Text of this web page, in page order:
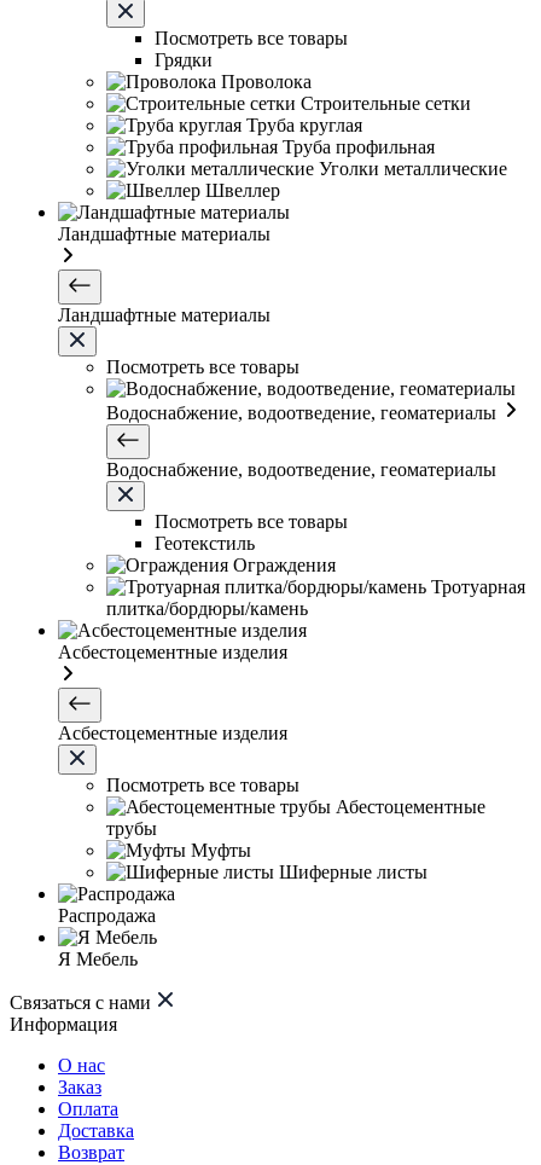
Посмотреть все товары
Грядки
Проволока
Строительные сетки
Труба круглая
Труба профильная
Уголки металлические
Швеллер
Ландшафтные материалы
Ландшафтные материалы
Посмотреть все товары
Водоснабжение, водоотведение, геоматериалы
Водоснабжение, водоотведение, геоматериалы
Посмотреть все товары
Геотекстиль
Ограждения
Тротуарная
плитка/бордюры/камень
Асбестоцементные изделия
Асбестоцементные изделия
Посмотреть все товары
Абестоцементные
трубы
Муфты
Шиферные листы
Распродажа
Я Мебель
Связаться с нами
Информация
О нас
Заказ
Оплата
Доставка
Возврат